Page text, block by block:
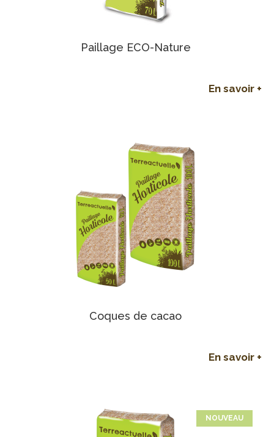
Paillage ECO-Nature
En savoir +
Coques de cacao
En savoir +
NOUVEAU